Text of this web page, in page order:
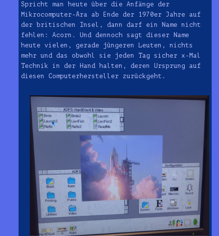
Spricht man heute über die Anfänge der
Mikrocomputer-Ära ab Ende der 1970er Jahre auf
der britischen Insel, dann darf ein Name nicht
fehlen: Acorn. Und dennoch sagt dieser Name
heute vielen, gerade jüngeren Leuten, nichts
mehr und das obwohl sie jeden Tag sicher x-Mal
Technik in der Hand halten, deren Ursprung auf
diesen Computerhersteller zurückgeht.